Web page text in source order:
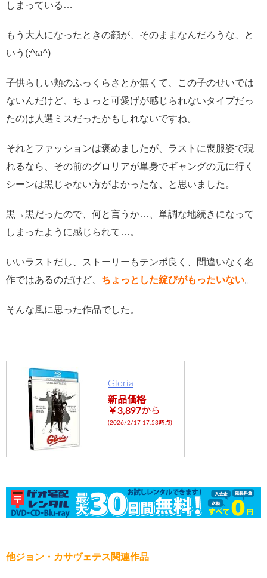
しまっている…
もう大人になったときの顔が、そのままなんだろうな、と
いう(;^ω^)
子供らしい頬のふっくらさとか無くて、この子のせいでは
ないんだけど、ちょっと可愛げが感じられないタイプだっ
たのは人選ミスだったかもしれないですね。
それとファッションは褒めましたが、ラストに喪服姿で現
れるなら、その前のグロリアが単身でギャングの元に行く
シーンは黒じゃない方がよかったな、と思いました。
黒→黒だったので、何と言うか…、単調な地続きになって
しまったように感じられて…。
いいラストだし、ストーリーもテンポ良く、間違いなく名
作ではあるのだけど、 ちょっとした綻びがもったいない。
そんな風に思った作品でした。
Gloria
新品価格
￥3,897から
(2026/2/17 17:53時点)
他ジョン・カサヴェテス関連作品